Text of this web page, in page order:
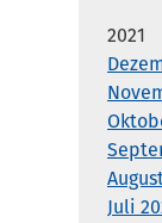
2021
Juli